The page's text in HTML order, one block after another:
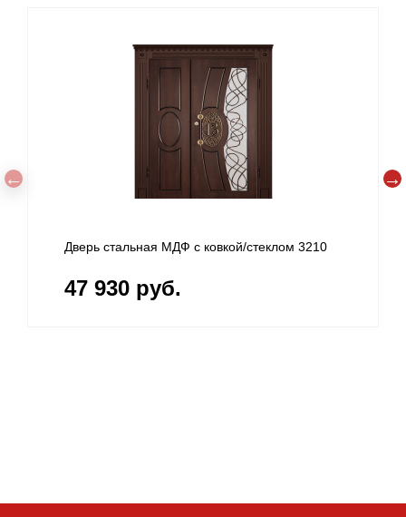
Дверь стальная МДФ с ковкой/стеклом 3210
47 930 руб.